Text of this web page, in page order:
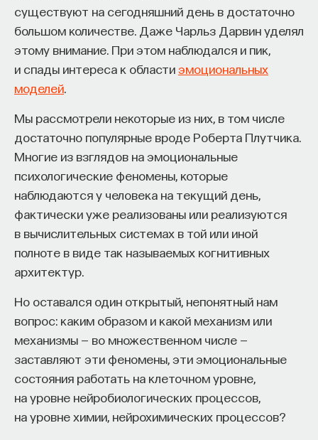
существуют на сегодняшний день в достаточно
большом количестве. Даже Чарльз Дарвин уделял
этому внимание. При этом наблюдался и пик,
и спады интереса к областиэмоциональных
моделей
Мы рассмотрели некоторые из них, в том числе
достаточно популярные вроде Роберта Плутчика.
Многие из взглядов на эмоциональные
психологические феномены, которые
наблюдаются у человека на текущий день,
фактически уже реализованы или реализуются
в вычислительных системах в той или иной
полноте в виде так называемых когнитивных
архитектур.
Но оставался один открытый, непонятный нам
вопрос: каким образом и какой механизм или
механизмы — во множественном числе —
заставляют эти феномены, эти эмоциональные
состояния работать на клеточном уровне,
на уровне нейробиологических процессов,
на уровне химии, нейрохимических процессов?
Основатель ПостНауки Ивар Максутов запускает
проект Naukka Talents.
Это глобальная экосистема для поиска и найма
Engineering, Mathematics) в самые амбициозные
Deep-Tech и Biotech проекты по всему миру. Если
вы занимаетесь биоинформатикой, молекулярной
биологией, ИИ или другими наукоемкими
дисциплинами, проект поможет вам найти место
в командах, меняющих индустрию.
Как стать участником:
Заполнить анкету кандидата
Посмотреть текущие вакансии
Образование работает дольше,
чем кажется
«Тема кажется простой: мы определяем цели,
движемся к ним — и дальше все должно
работать. Но в реальности с целеполаганием все
намного сложнее. Проблема не только